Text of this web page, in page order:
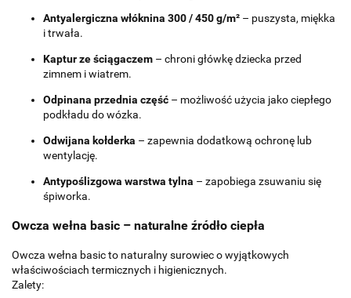
Antyalergiczna włóknina 300 / 450 g/m² – puszysta, miękka
i trwała.
Kaptur ze ściągaczem – chroni główkę dziecka przed
zimnem i wiatrem.
Odpinana przednia część – możliwość użycia jako ciepłego
podkładu do wózka.
Odwijana kołderka – zapewnia dodatkową ochronę lub
wentylację.
Antypoślizgowa warstwa tylna – zapobiega zsuwaniu się
śpiworka.
Owcza wełna basic – naturalne źródło ciepła
Owcza wełna basic to naturalny surowiec o wyjątkowych
właściwościach termicznych i higienicznych.
Zalety: